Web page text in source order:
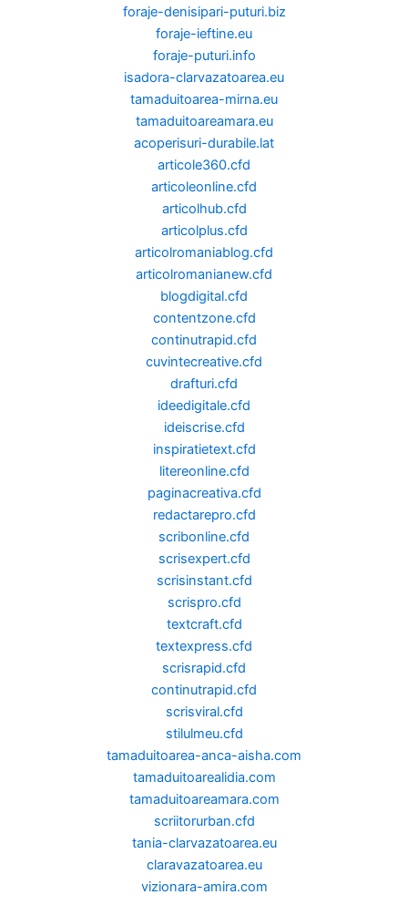
foraje-denisipari-puturi.biz
foraje-ieftine.eu
foraje-puturi.info
isadora-clarvazatoarea.eu
tamaduitoarea-mirna.eu
tamaduitoareamara.eu
acoperisuri-durabile.lat
articole360.cfd
articoleonline.cfd
articolhub.cfd
articolplus.cfd
articolromaniablog.cfd
articolromanianew.cfd
blogdigital.cfd
contentzone.cfd
continutrapid.cfd
cuvintecreative.cfd
drafturi.cfd
ideedigitale.cfd
ideiscrise.cfd
inspiratietext.cfd
litereonline.cfd
paginacreativa.cfd
redactarepro.cfd
scribonline.cfd
scrisexpert.cfd
scrisinstant.cfd
scrispro.cfd
textcraft.cfd
textexpress.cfd
scrisrapid.cfd
continutrapid.cfd
scrisviral.cfd
stilulmeu.cfd
tamaduitoarea-anca-aisha.com
tamaduitoarealidia.com
tamaduitoareamara.com
scriitorurban.cfd
tania-clarvazatoarea.eu
claravazatoarea.eu
vizionara-amira.com